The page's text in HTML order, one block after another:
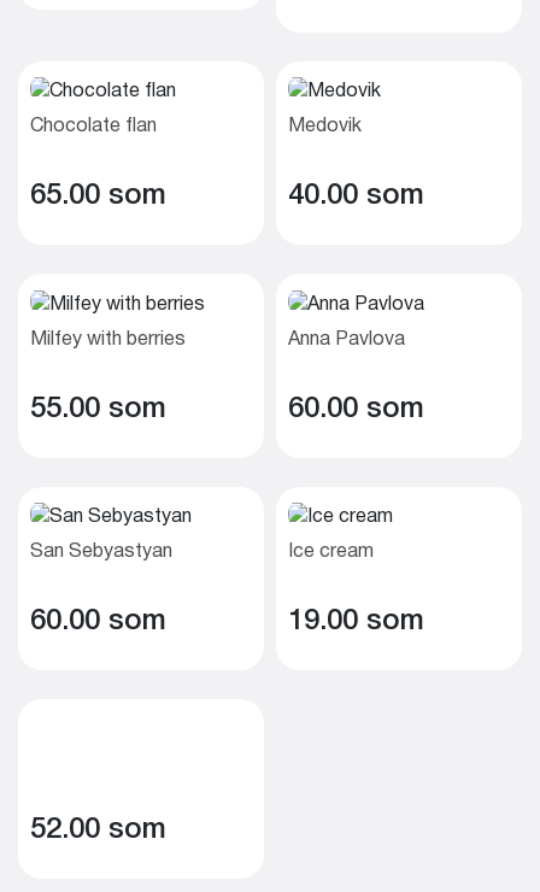
Chocolate flan
65.00 som
Medovik
40.00 som
Milfey with berries
55.00 som
Anna Pavlova
60.00 som
San Sebyastyan
60.00 som
Ice cream
19.00 som
52.00 som